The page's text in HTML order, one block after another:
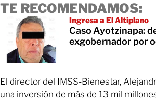
TE RECOMENDAMOS:
Ingresa a El Altiplano
Caso Ayotzinapa:
exgobernador por
El director del IMSS-Bienestar,
una inversión de más de 13 mil